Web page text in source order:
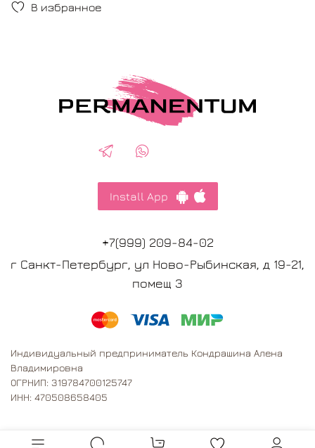
В избранное
Install App
+7(999) 209-84-02
г Санкт-Петербург, ул Ново-Рыбинская, д 19-21,
помещ 3
Индивидуальный предприниматель Кондрашина Алена
Владимировна
ОГРНИП: 319784700125747
ИНН: 470508658405